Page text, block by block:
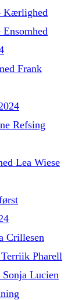
Kærlighed
Frank
Refsing
Lea Wiese
Crillesen
Pharell
Lucien